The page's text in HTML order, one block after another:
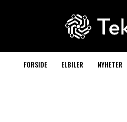
FORSIDE ELBILER NYHETER